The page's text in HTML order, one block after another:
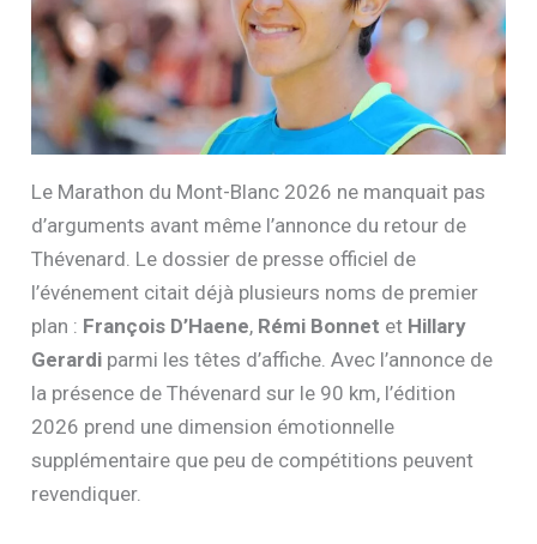
Le Marathon du Mont-Blanc 2026 ne manquait pas
d’arguments avant même l’annonce du retour de
Thévenard. Le dossier de presse officiel de
l’événement citait déjà plusieurs noms de premier
plan : François D’Haene, Rémi Bonnet et Hillary
Gerardi parmi les têtes d’affiche. Avec l’annonce de
la présence de Thévenard sur le 90 km, l’édition
2026 prend une dimension émotionnelle
supplémentaire que peu de compétitions peuvent
revendiquer.